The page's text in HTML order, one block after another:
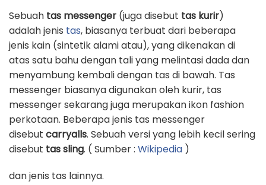
Sebuah tas messenger (juga disebut tas kurir)
adalah jenis tas, biasanya terbuat dari beberapa
jenis kain (sintetik alami atau), yang dikenakan di
atas satu bahu dengan tali yang melintasi dada dan
menyambung kembali dengan tas di bawah. Tas
messenger biasanya digunakan oleh kurir, tas
messenger sekarang juga merupakan ikon fashion
perkotaan. Beberapa jenis tas messenger
disebut carryalls. Sebuah versi yang lebih kecil sering
disebut tas sling. ( Sumber : Wikipedia )
dan jenis tas lainnya.